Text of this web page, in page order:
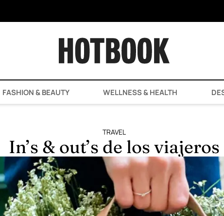
FASHION & BEAUTY WELLNESS & HEALTH
TRAVEL
In’s & out’s de los viajeros